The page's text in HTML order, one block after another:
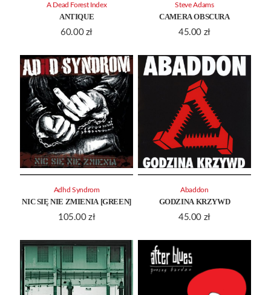
ANTIQUE
60.00 zł
A Dead Forest Index
CAMERA OBSCURA
45.00 zł
Steve Adams
NIC SIĘ NIE ZMIENIA [GREEN]
105.00 zł
Adhd Syndrom
GODZINA KRZYWD
45.00 zł
Abaddon